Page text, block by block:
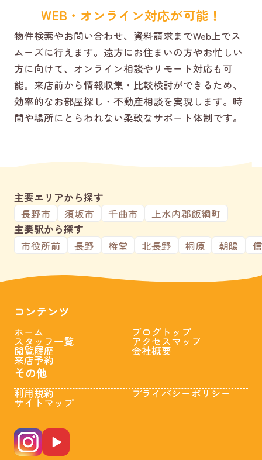
WEB・オンライン対応が可能！
物件検索やお問い合わせ、資料請求までWeb上でス
ムーズに行えます。遠方にお住まいの方やお忙しい
方に向けて、オンライン相談やリモート対応も可
能。来店前から情報収集・比較検討ができるため、
効率的なお部屋探し・不動産相談を実現します。時
間や場所にとらわれない柔軟なサポート体制です。
主要エリアから探す
長野市
須坂市 千曲市
上水内郡飯綱町
主要駅から探す
市役所前
長野 権堂 北長野 桐原 朝陽
コンテンツ
ホーム
スタッフ一覧
閲覧履歴
来店予約
ブログトップ
アクセスマップ
会社概要
その他
利用規約
サイトマップ
プライバシーポリシー